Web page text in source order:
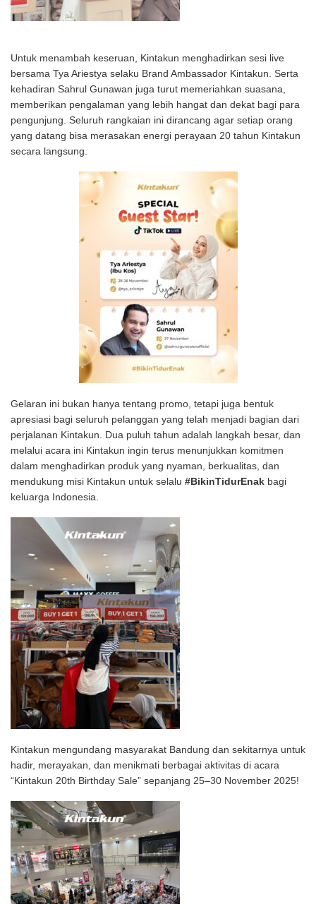
Untuk menambah keseruan, Kintakun menghadirkan sesi live
bersama Tya Ariestya selaku Brand Ambassador Kintakun. Serta
kehadiran Sahrul Gunawan juga turut memeriahkan suasana,
memberikan pengalaman yang lebih hangat dan dekat bagi para
pengunjung. Seluruh rangkaian ini dirancang agar setiap orang
yang datang bisa merasakan energi perayaan 20 tahun Kintakun
secara langsung.
Gelaran ini bukan hanya tentang promo, tetapi juga bentuk
apresiasi bagi seluruh pelanggan yang telah menjadi bagian dari
perjalanan Kintakun. Dua puluh tahun adalah langkah besar, dan
melalui acara ini Kintakun ingin terus menunjukkan komitmen
dalam menghadirkan produk yang nyaman, berkualitas, dan
mendukung misi Kintakun untuk selalu #BikinTidurEnak bagi
keluarga Indonesia.
Kintakun mengundang masyarakat Bandung dan sekitarnya untuk
hadir, merayakan, dan menikmati berbagai aktivitas di acara
“Kintakun 20th Birthday Sale” sepanjang 25–30 November 2025!